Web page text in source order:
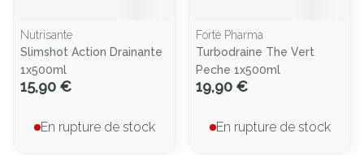
Nutrisante
Slimshot Action Drainante
1x500ml
15,90 €
En rupture de stock
Forté Pharma
Turbodraine The Vert
Peche 1x500ml
19,90 €
En rupture de stock